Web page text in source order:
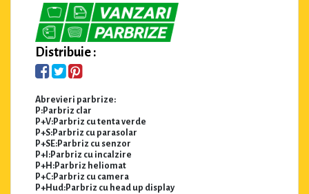
Distribuie :
Abrevieri parbrize:
P:Parbriz clar
P+V:Parbriz cu tenta verde
P+S:Parbriz cu parasolar
P+SE:Parbriz cu senzor
P+I:Parbriz cu incalzire
P+H:Parbriz heliomat
P+C:Parbriz cu camera
P+Hud:Parbriz cu head up display